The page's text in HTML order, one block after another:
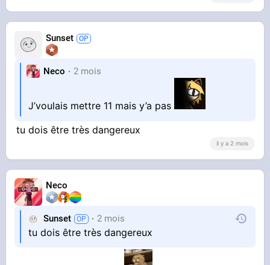
Sunset
Neco 2 mois
J’voulais mettre 11 mais y’a pas
tu dois être très dangereux
il y a 2 mois
Neco
Sunset 2 mois
tu dois être très dangereux